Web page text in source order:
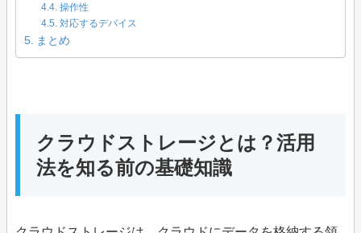
操作性
対応するデバイス
まとめ
クラウドストレージとは？活用
法を知る前の基礎知識